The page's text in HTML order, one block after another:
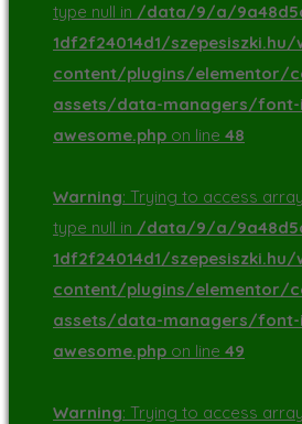
type null in /data/9/a/
1df2f24014d1/
content/plugins/elementor/
assets/data-managers/
awesome.php on line 48
Warning: Trying to access
type null in /data/9/a/
1df2f24014d1/
content/plugins/elementor/
assets/data-managers/
awesome.php on line 49
Warning: Trying to access